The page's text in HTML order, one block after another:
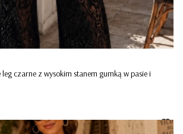
czarne z wysokim stanem gumką w pasie i